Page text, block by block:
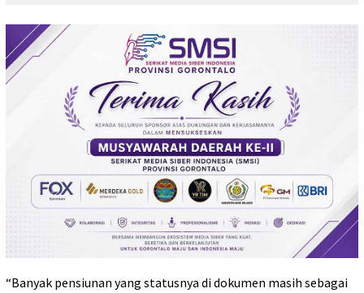
“Banyak pensiunan yang statusnya di dokumen masih sebagai